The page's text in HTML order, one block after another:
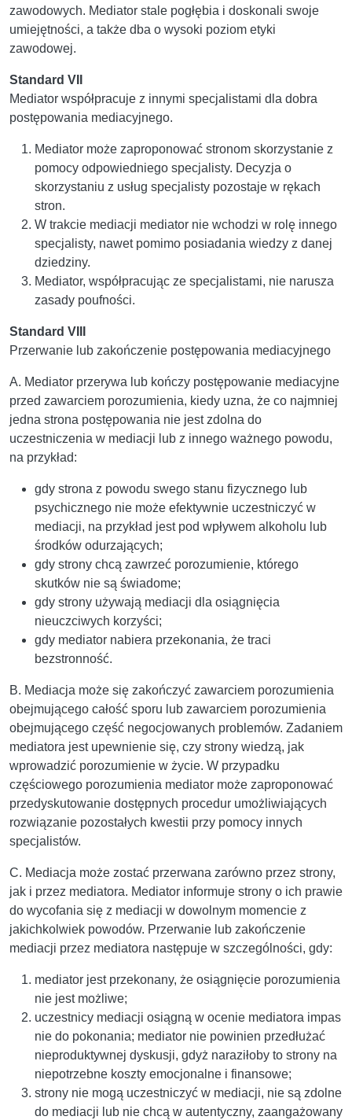
zawodowych. Mediator stale pogłębia i doskonali swoje
umiejętności, a także dba o wysoki poziom etyki
zawodowej.
Standard VII
Mediator współpracuje z innymi specjalistami dla dobra
postępowania mediacyjnego.
Mediator może zaproponować stronom skorzystanie z
pomocy odpowiedniego specjalisty. Decyzja o
skorzystaniu z usług specjalisty pozostaje w rękach
stron.
W trakcie mediacji mediator nie wchodzi w rolę innego
specjalisty, nawet pomimo posiadania wiedzy z danej
dziedziny.
Mediator, współpracując ze specjalistami, nie narusza
zasady poufności.
Standard VIII
Przerwanie lub zakończenie postępowania mediacyjnego
A. Mediator przerywa lub kończy postępowanie mediacyjne
przed zawarciem porozumienia, kiedy uzna, że co najmniej
jedna strona postępowania nie jest zdolna do
uczestniczenia w mediacji lub z innego ważnego powodu,
na przykład:
gdy strona z powodu swego stanu fizycznego lub
psychicznego nie może efektywnie uczestniczyć w
mediacji, na przykład jest pod wpływem alkoholu lub
środków odurzających;
gdy strony chcą zawrzeć porozumienie, którego
skutków nie są świadome;
gdy strony używają mediacji dla osiągnięcia
nieuczciwych korzyści;
gdy mediator nabiera przekonania, że traci
bezstronność.
B. Mediacja może się zakończyć zawarciem porozumienia
obejmującego całość sporu lub zawarciem porozumienia
obejmującego część negocjowanych problemów. Zadaniem
mediatora jest upewnienie się, czy strony wiedzą, jak
wprowadzić porozumienie w życie. W przypadku
częściowego porozumienia mediator może zaproponować
przedyskutowanie dostępnych procedur umożliwiających
rozwiązanie pozostałych kwestii przy pomocy innych
specjalistów.
C. Mediacja może zostać przerwana zarówno przez strony,
jak i przez mediatora. Mediator informuje strony o ich prawie
do wycofania się z mediacji w dowolnym momencie z
jakichkolwiek powodów. Przerwanie lub zakończenie
mediacji przez mediatora następuje w szczególności, gdy:
mediator jest przekonany, że osiągnięcie porozumienia
nie jest możliwe;
uczestnicy mediacji osiągną w ocenie mediatora impas
nie do pokonania; mediator nie powinien przedłużać
nieproduktywnej dyskusji, gdyż naraziłoby to strony na
niepotrzebne koszty emocjonalne i finansowe;
strony nie mogą uczestniczyć w mediacji, nie są zdolne
do mediacji lub nie chcą w autentyczny, zaangażowany